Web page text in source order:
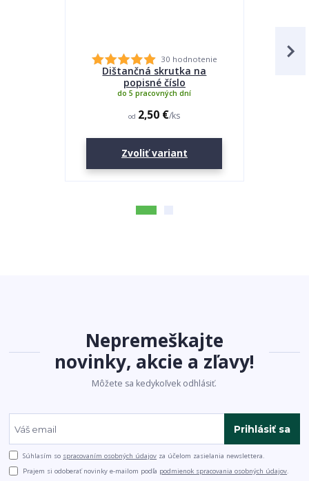
30 hodnotenie
Dištančná skrutka na
popisné číslo
od 2,50 €/ks
do 5 pracovných dní
Zvoliť variant
Nepremeškajte
novinky, akcie a zľavy!
Môžete sa kedykoľvek odhlásiť.
Prihlásiť sa
Súhlasím so spracovaním osobných údajov za účelom zasielania newslettera.
Prajem si odoberať novinky e-mailom podľa podmienok spracovania osobných údajov.